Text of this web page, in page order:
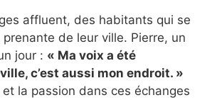
affluent, des habitants qui se
de leur ville. Pierre, un
jour : « Ma voix a été
c’est aussi mon endroit. »
et la passion dans ces échanges